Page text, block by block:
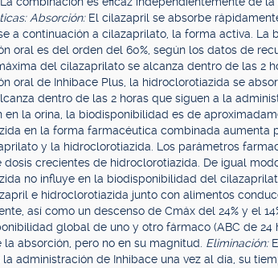
Absorción: El cilazapril se absorbe
a continuación a cilazaprilato, la forma activa.
oral es del orden del 60%, según los datos de
del cilazaprilato se alcanza dentro de las 2
oral de Inhibace Plus, la hidroclorotiazida se
dentro de las 2 horas que siguen a la
en la orina, la biodisponibilidad es de
en la forma farmacéutica combinada aumenta
y la hidroclorotiazida. Los parámetros
dosis crecientes de hidroclorotiazida. De igual
no influye en la biodisponibilidad del
e hidroclorotiazida junto con alimentos
así como un descenso de Cmáx del 24% y el
global de uno y otro fármaco (ABC de 24
absorción, pero no en su magnitud. Eliminación:
la administración de Inhibace una vez al día, su